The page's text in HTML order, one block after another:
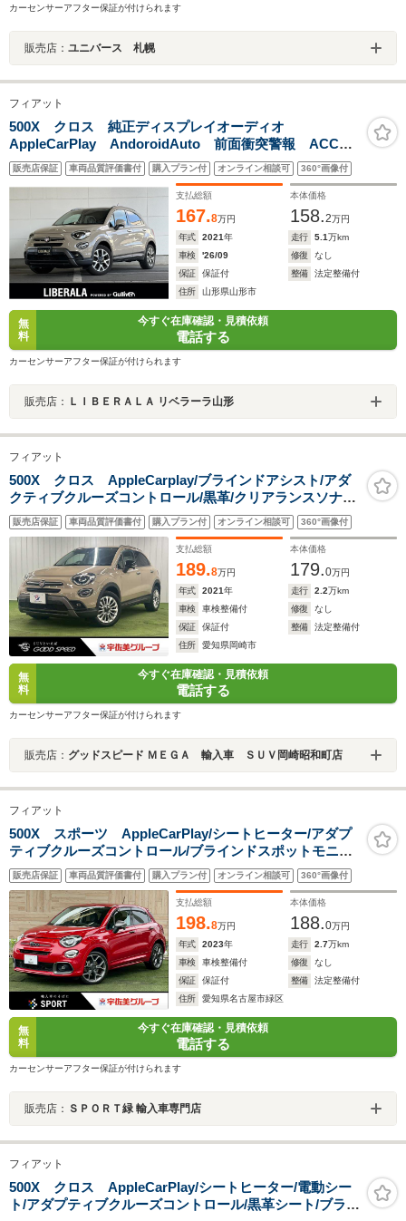
カーセンサーアフター保証が付けられます
販売店： ユニバース 札幌
フィアット
500X クロス 純正ディスプレイオーディオ
AppleCarPlay AndoroidAuto 前面衝突警報 ACC
BSM レーンデパーチャーウォーニング パーキングセ
ンサー LEDライト パドルシフト ETC
販売店保証 車両品質評価書付 購入プラン付 オンライン相談可 360°画像付
支払総額
167.8万円
本体価格
158.2万円
年式
2021年 走行 5.1万km
車検
'26/09 修復
なし
保証
保証付 整備
法定整備付
住所
山形県山形市
無
料
今すぐ在庫確認・見積依頼
電話する
カーセンサーアフター保証が付けられます
販売店： ＬＩＢＥＲＡＬＡ リベラーラ山形
フィアット
500X クロス AppleCarplay/ブラインドアシスト/アダ
クティブクルーズコントロール/黒革/クリアランスソナー/
シートヒーター/アイドリングストップ/パドルシフト/パワ
ーシート/LEDヘッドライト/オートライト/バックモニター
販売店保証 車両品質評価書付 購入プラン付 オンライン相談可 360°画像付
支払総額
189.8万円
本体価格
179.0万円
年式
2021年 走行 2.2万km
車検
車検整備付 修復
なし
保証
保証付 整備
法定整備付
住所
愛知県岡崎市
無
料
今すぐ在庫確認・見積依頼
電話する
カーセンサーアフター保証が付けられます
販売店： グッドスピード ＭＥＧＡ 輸入車 ＳＵＶ岡崎昭和町店
フィアット
500X スポーツ AppleCarPlay/シートヒーター/アダプ
ティブクルーズコントロール/ブラインドスポットモニタ
ー/バックカメラ/USBポート/黒革シート/ETC車載器/USB
ポート/純正19インチAW/プッシュスタート/Bluetooth接
続
販売店保証 車両品質評価書付 購入プラン付 オンライン相談可 360°画像付
支払総額
198.8万円
本体価格
188.0万円
年式
2023年 走行 2.7万km
車検
車検整備付 修復
なし
保証
保証付 整備
法定整備付
住所
愛知県名古屋市緑区
無
料
今すぐ在庫確認・見積依頼
電話する
カーセンサーアフター保証が付けられます
販売店： ＳＰＯＲＴ緑 輸入車専門店
フィアット
500X クロス AppleCarPlay/シートヒーター/電動シー
ト/アダプティブクルーズコントロール/黒革シート/ブライ